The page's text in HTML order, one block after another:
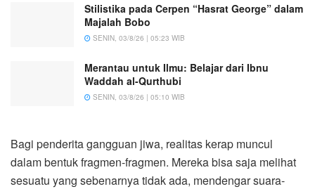
Stilistika pada Cerpen “Hasrat George” dalam
Majalah Bobo
SENIN, 03/8/26 | 05:23 WIB
Merantau untuk Ilmu: Belajar dari Ibnu
Waddah al-Qurthubi
SENIN, 03/8/26 | 05:10 WIB
Bagi penderita gangguan jiwa, realitas kerap muncul
dalam bentuk fragmen-fragmen. Mereka bisa saja melihat
sesuatu yang sebenarnya tidak ada, mendengar suara-